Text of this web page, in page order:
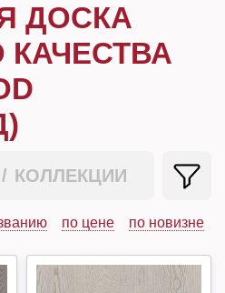
ДОСКА
КОЛЛЕКЦИИ
по цене по новизне